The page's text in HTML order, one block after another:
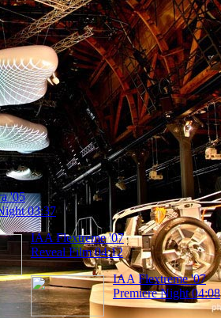
'05
03:37
IAA Flextreme '07
Reveal Film 04:12
IAA Flextreme '07
Premiere Night 04:08